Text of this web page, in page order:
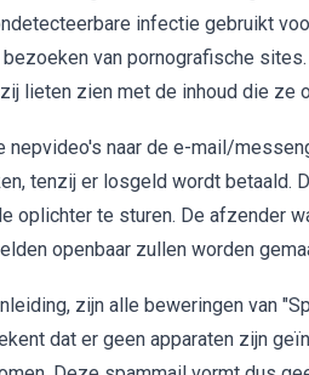
infectie gebruikt
van pornografische
lieten zien met de inhoud die ze
nepvideo's naar de e-mail/
tenzij er losgeld wordt betaald.
oplichter te sturen. De afzender
openbaar zullen worden
zijn alle beweringen van
dat er geen apparaten zijn